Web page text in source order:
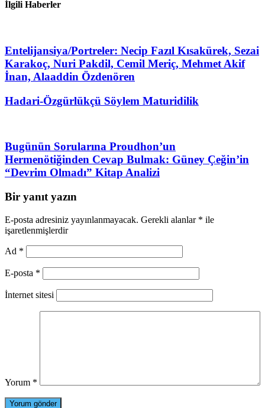
İlgili Haberler
Entelijansiya/Portreler: Necip Fazıl Kısakürek, Sezai
Karakoç, Nuri Pakdil, Cemil Meriç, Mehmet Akif
İnan, Alaaddin Özdenören
Hadari-Özgürlükçü Söylem Maturidilik
Bugünün Sorularına Proudhon’un
Hermenötiğinden Cevap Bulmak: Güney Çeğin’in
“Devrim Olmadı” Kitap Analizi
Bir yanıt yazın
E-posta adresiniz yayınlanmayacak. Gerekli alanlar * ile
işaretlenmişlerdir
Ad *
E-posta *
İnternet sitesi
Yorum *